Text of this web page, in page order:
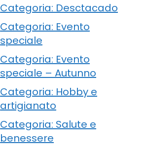
Categoria: Desctacado
Categoria: Evento
speciale
Categoria: Evento
speciale – Autunno
Categoria: Hobby e
artigianato
Categoria: Salute e
benessere